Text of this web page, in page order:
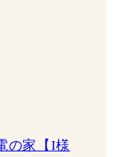
の家【I様